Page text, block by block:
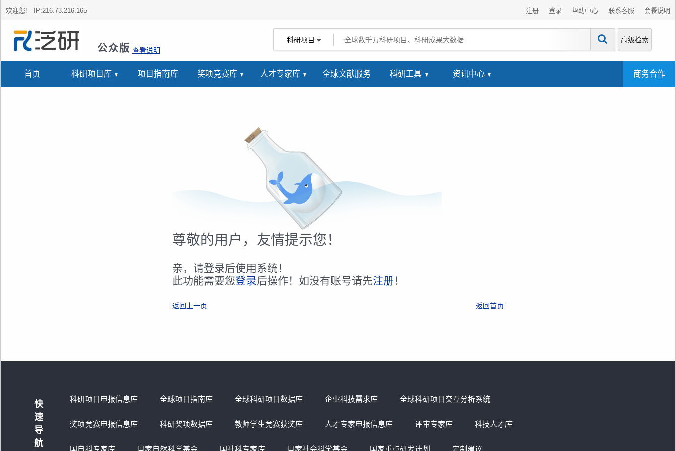
欢迎您！ IP:216.73.216.165 注册 登录 帮助中心 联系客服 套餐说明
公众版 查看说明
科研项目 高级检索
首页 科研项目库 项目指南库 奖项竞赛库 人才专家库 全球文献服务 科研工具 资讯中心 商务合作
尊敬的用户，友情提示您！
亲，请登录后使用系统！
此功能需要您登录后操作！如没有账号请先注册！
返回上一页 返回首页
快
速
导
航
科研项目申报信息库 全球项目指南库 全球科研项目数据库 企业科技需求库 全球科研项目交互分析系统
奖项竞赛申报信息库 科研奖项数据库 教师学生竞赛获奖库 人才专家申报信息库 评审专家库 科技人才库
国自科专家库 国家自然科学基金 国社科专家库 国家社会科学基金 国家重点研发计划 定制建议